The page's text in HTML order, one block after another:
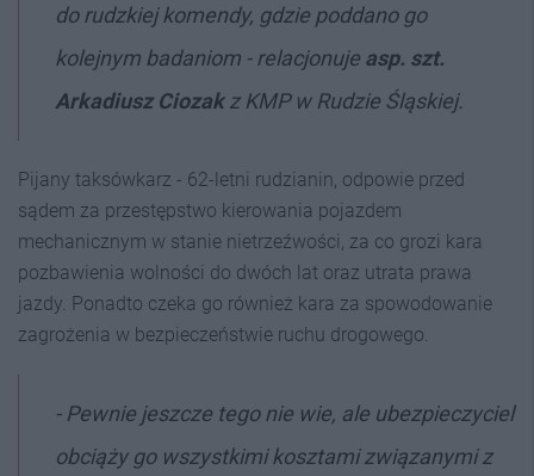
do rudzkiej komendy, gdzie poddano go
kolejnym badaniom - relacjonuje asp. szt.
Arkadiusz Ciozakz KMP w Rudzie Śląskiej.
Pijany taksówkarz - 62-letni rudzianin, odpowie przed
sądem za przestępstwo kierowania pojazdem
mechanicznym w stanie nietrzeźwości, za co grozi kara
pozbawienia wolności do dwóch lat oraz utrata prawa
jazdy. Ponadto czeka go również kara za spowodowanie
zagrożenia w bezpieczeństwie ruchu drogowego.
- Pewnie jeszcze tego nie wie, ale ubezpieczyciel
obciąży go wszystkimi kosztami związanymi z